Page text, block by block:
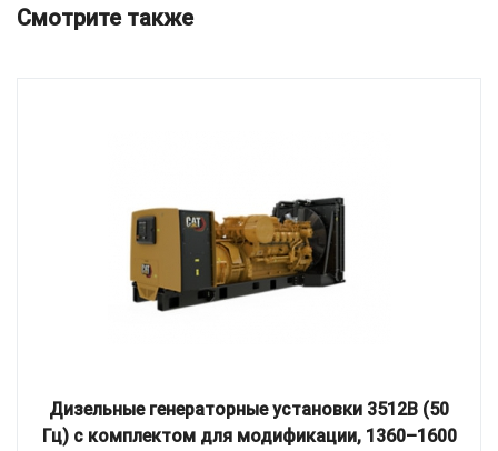
Смотрите также
Дизельные генераторные установки 3512B (50
Гц) с комплектом для модификации, 1360–1600